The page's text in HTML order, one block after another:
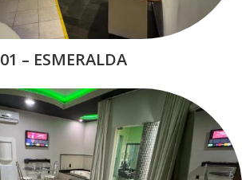
01 – ESMERALDA